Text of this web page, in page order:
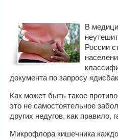
В
России
документа по запросу
Как может быть такое
это не самостоятельное
других недугов, как правило,
Микрофлора кишечника